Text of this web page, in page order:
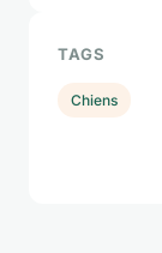
TAGS
Chiens